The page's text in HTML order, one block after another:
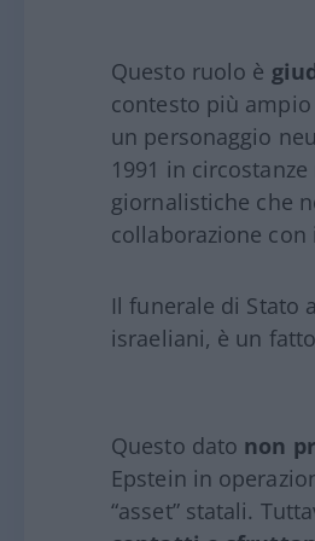
Questo ruolo è
contesto più
un personaggio
1991 in
giornalistiche che
collaborazione con
Il funerale di Stato
israeliani, è un
Questo dato non
Epstein in
“asset” statali.